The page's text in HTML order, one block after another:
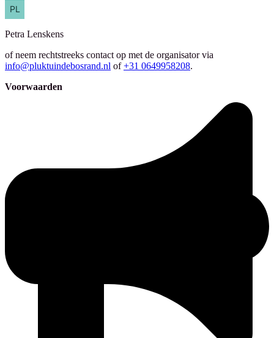
Petra Lenskens
of neem rechtstreeks contact op met de organisator via
info@pluktuindebosrand.nl of +31 0649958208.
Voorwaarden